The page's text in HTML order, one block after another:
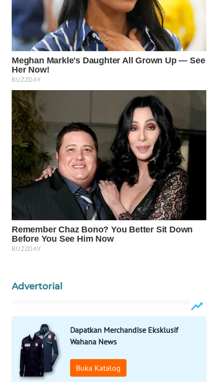
Advertorial
Dapatkan Merchandise Eksklusif
Wahana News
Buka Katalog
WN
PRIANGAN
TIMUR
WN
SEMARANG
WN
SOLO
WN
BOROBUDUR
WN
MADURA
WN
NATUNA
MANDALIKA
WN
LIKUPANG
WN